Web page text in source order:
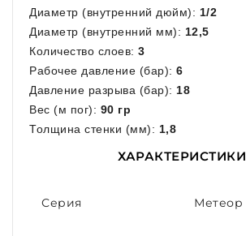
Диаметр (внутренний дюйм): 1/2
Диаметр (внутренний мм): 12,5
Количество слоев: 3
Рабочее давление (бар): 6
Давление разрыва (бар): 18
Вес (м пог): 90 гр
Толщина стенки (мм): 1,8
ХАРАКТЕРИСТИКИ
Серия Метеор